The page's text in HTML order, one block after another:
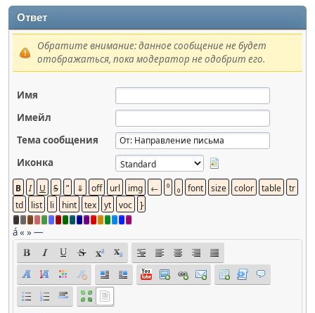
Ответ
Обратите внимание: данное сообщение не будет
отображаться, пока модератор не одобрит его.
Имя
Имейл
Тема сообщения
Иконка
á« »—